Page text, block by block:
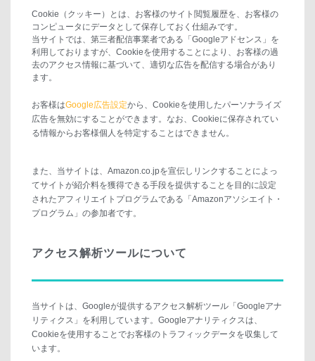
Cookie（クッキー）とは、お客様のサイト閲覧履歴を、お客様の
コンピュータにデータとして保存しておく仕組みです。
当サイトでは、第三者配信事業者である「Googleアドセンス」を
利用しておりますが、Cookieを使用することにより、お客様の過
去のアクセス情報に基づいて、適切な広告を配信する場合があり
ます。
お客様はGoogle広告設定から、Cookieを使用したパーソナライズ
広告を無効にすることができます。なお、Cookieに保存されてい
る情報からお客様個人を特定することはできません。
また、当サイトは、Amazon.co.jpを宣伝しリンクすることによっ
てサイトが紹介料を獲得できる手段を提供することを目的に設定
されたアフィリエイトプログラムである「Amazonアソシエイト・
プログラム」の参加者です。
アクセス解析ツールについて
当サイトは、Googleが提供するアクセス解析ツール「Googleアナ
リティクス」を利用しています。Googleアナリティクスは、
Cookieを使用することでお客様のトラフィックデータを収集して
います。